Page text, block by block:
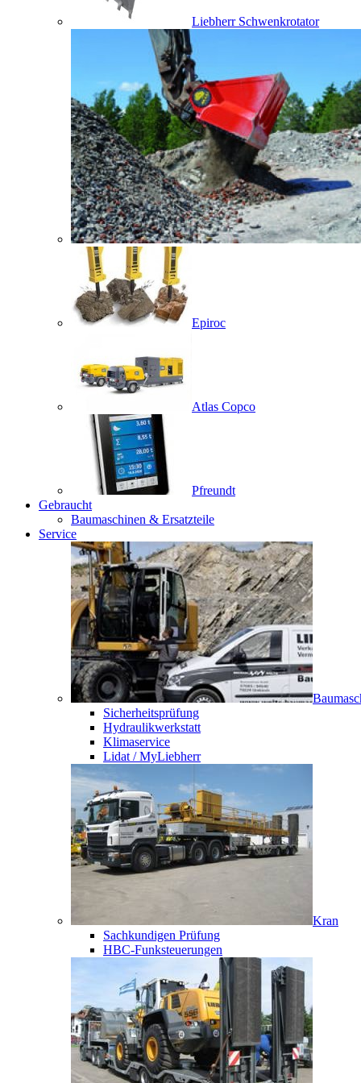
Liebherr Schwenkrotator
Epiroc
Atlas Copco
Pfreundt
Gebraucht
Baumaschinen & Ersatzteile
Service
Sicherheitsprüfung
Hydraulikwerkstatt
Klimaservice
Lidat / MyLiebherr
Kran
Sachkundigen Prüfung
HBC-Funksteuerungen